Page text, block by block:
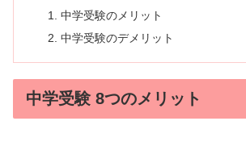
中学受験のメリット
中学受験のデメリット
中学受験 8つのメリット